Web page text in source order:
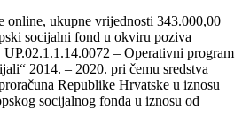
online, ukupne vrijednosti 343.000,00
socijalni fond u okviru poziva
UP.02.1.1.14.0072 – Operativni program
2014. – 2020. pri čemu sredstva
Republike Hrvatske u iznosu
socijalnog fonda u iznosu od